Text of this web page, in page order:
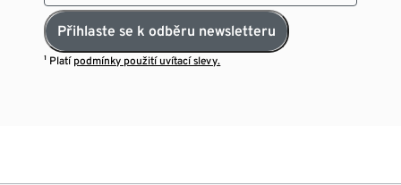
Přihlaste se k odběru newsletteru
¹ Platí podmínky použití uvítací slevy.